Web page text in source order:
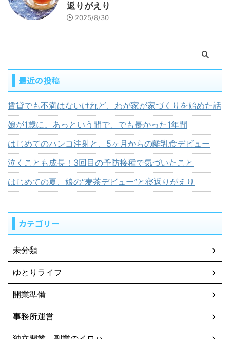
返りがえり
2025/8/30
最近の投稿
賃貸でも不満はないけれど、わが家が家づくりを始めた話
娘が1歳に。あっという間で、でも長かった1年間
はじめてのハンコ注射と、5ヶ月からの離乳食デビュー
泣くことも成長！3回目の予防接種で気づいたこと
はじめての夏、娘の“麦茶デビュー”と寝返りがえり
カテゴリー
未分類
ゆとりライフ
開業準備
事務所運営